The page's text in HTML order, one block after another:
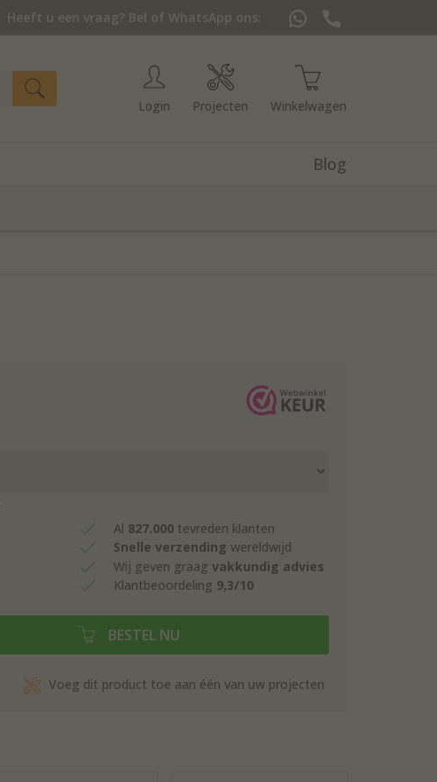
Heeft u een vraag? Bel of WhatsApp ons:
Login Projecten Winkelwagen
Blog
Al 827.000 tevreden klanten
Snelle verzending wereldwijd
Wij geven graag vakkundig advies
Klantbeoordeling 9,3/10
BESTEL NU
Voeg dit product toe aan één van uw projecten